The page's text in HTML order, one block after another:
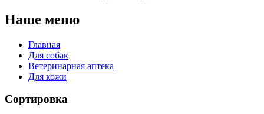
Наше меню
Главная
Для собак
Ветеринарная аптека
Для кожи
Сортировка